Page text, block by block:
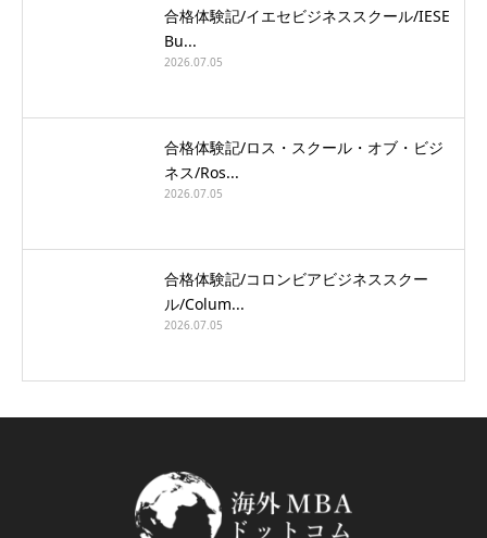
合格体験記/イエセビジネススクール/IESE
Bu...
2026.07.05
合格体験記/ロス・スクール・オブ・ビジ
ネス/Ros...
2026.07.05
合格体験記/コロンビアビジネススクー
ル/Colum...
2026.07.05